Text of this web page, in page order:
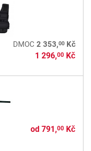
DMOC 2 353,00Kč
1 296,00Kč
od 791,00Kč